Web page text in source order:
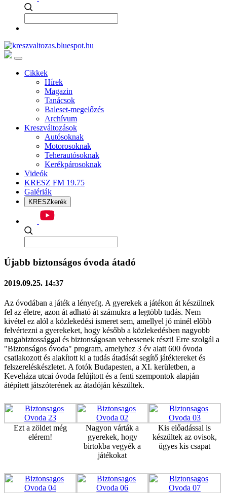
Cikkek
Hírek
Magazin
Tanácsok
Baleset-megelőzés
Archívum
Kreszváltozások
Autósoknak
Motorosoknak
Teherautósoknak
Kerékpárosoknak
Videók
KRESZ FM 19.75
Galériák
KRESZkerék
Újabb biztonságos óvoda átadó
2019.09.25. 14:37
Az óvodában a játék a lényefg. A gyerekek a játékon át készülnek
fel az életre, azon át adható át számukra a legtöbb tudás. Nem
kivétel ez alól a közlekedési ismeret sem, amellyel jó minél előbb
felvértezni a gyerekeket, hogy később a közlekedésben nagyobb
magabiztossággal és biztonságosan vehessenek részt! Erre szolgál a
"Biztonságos óvoda" program, amelyhez 3 év alatt 600 óvoda
csatlakozott és alakított ki a tudás átadását segítő játéktereket és
felszereléskészletet. A fotók Budapesten, a XI. kerületben, a
Keveháza utcai óvoda felújított és a fenti szempontok alapján
átépített játszóterének az átadóján készültek.
Ezt a zöldet még
elérem!
Nagyon várták a
gyerekek, hogy
birtokba vegyék a
játékokat
Kis előadással is
készültek az ovisok,
ügyes kis csapat